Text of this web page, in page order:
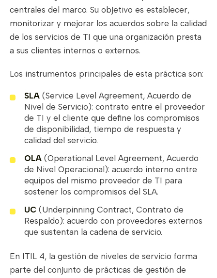
centrales del marco. Su objetivo es establecer,
monitorizar y mejorar los acuerdos sobre la calidad
de los servicios de TI que una organización presta
a sus clientes internos o externos.
Los instrumentos principales de esta práctica son:
SLA (Service Level Agreement, Acuerdo de
Nivel de Servicio): contrato entre el proveedor
de TI y el cliente que define los compromisos
de disponibilidad, tiempo de respuesta y
calidad del servicio.
OLA (Operational Level Agreement, Acuerdo
de Nivel Operacional): acuerdo interno entre
equipos del mismo proveedor de TI para
sostener los compromisos del SLA.
UC (Underpinning Contract, Contrato de
Respaldo): acuerdo con proveedores externos
que sustentan la cadena de servicio.
En ITIL 4, la gestión de niveles de servicio forma
parte del conjunto de prácticas de gestión de